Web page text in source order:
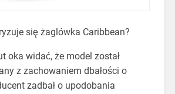
się żaglówka Caribbean?
oka widać, że model został
z zachowaniem dbałości o
zadbał o upodobania